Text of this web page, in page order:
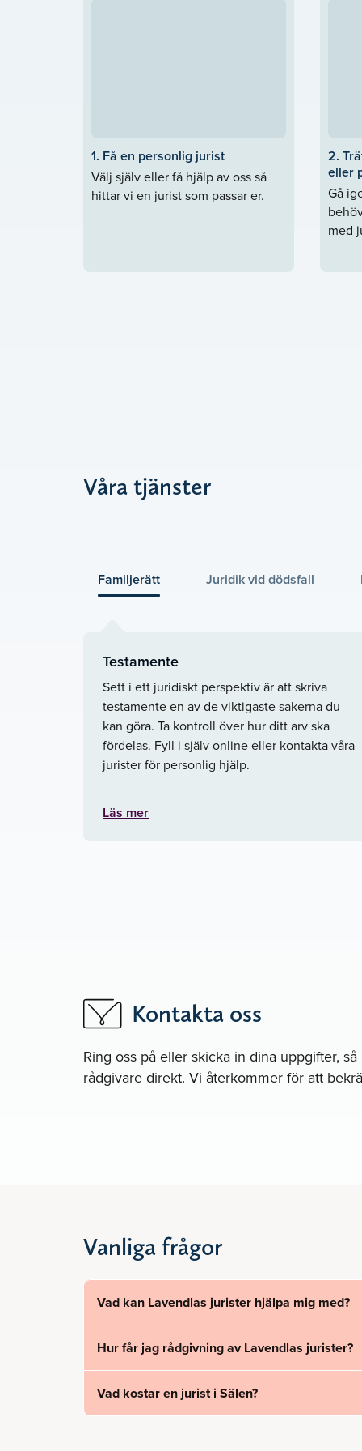
1. Få en personlig jurist
Välj själv eller få hjälp av oss så
hittar vi en jurist som passar er.
2.
eller
Gå
med
Våra tjänster
Familjerätt Juridik vid dödsfall
Testamente
Sett i ett juridiskt perspektiv är att skriva
testamente en av de viktigaste sakerna du
kan göra. Ta kontroll över hur ditt arv ska
fördelas. Fyll i själv online eller kontakta våra
jurister för personlig hjälp.
Läs mer
Kontakta oss
Ring oss på eller skicka in dina uppgifter,
rådgivare direkt. Vi återkommer för att
Vanliga frågor
Vad kan Lavendlas jurister hjälpa mig med?
Hur får jag rådgivning av Lavendlas jurister?
Vad kostar en jurist i Sälen?